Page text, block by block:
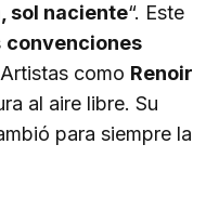
sol naciente“. Este
convenciones
como Renoir
al aire libre. Su
para siempre la